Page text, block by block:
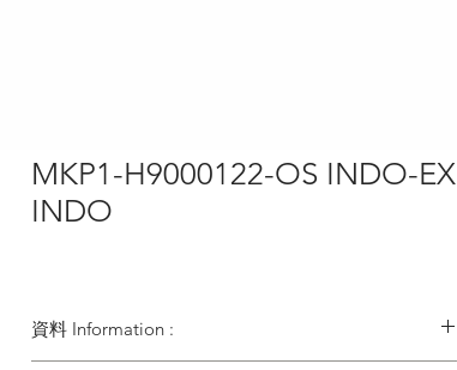
MKP1-H9000122-OS INDO-EX
INDO
資料 Information :